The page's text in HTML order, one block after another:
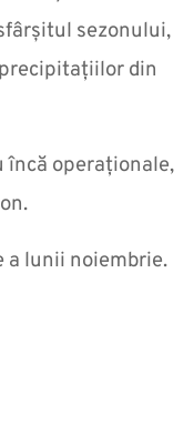
sezonului,
din
încă operaționale,
a lunii noiembrie.